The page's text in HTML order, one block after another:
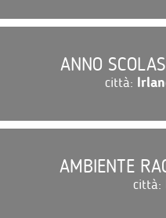
ANNO
città:
AMBIENTE
città: